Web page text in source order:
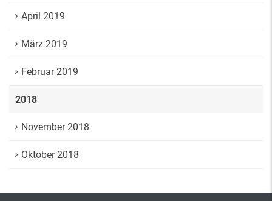
April 2019
März 2019
Februar 2019
2018
November 2018
Oktober 2018